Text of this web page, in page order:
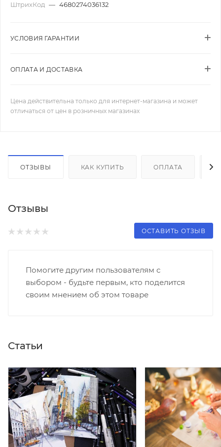
ШтрихКод — 4680274036132
УСЛОВИЯ ГАРАНТИИ
ОПЛАТА И ДОСТАВКА
Цена действительна только для интернет-магазина и может
отличаться от цен в розничных магазинах
ОТЗЫВЫ КАК КУПИТЬ ОПЛАТА
Отзывы
ОСТАВИТЬ ОТЗЫВ
Помогите другим пользователям с
выбором - будьте первым, кто поделится
своим мнением об этом товаре
Статьи